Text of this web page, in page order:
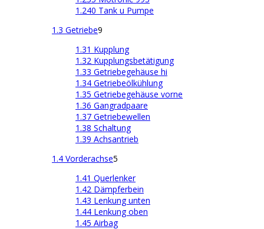
1.240 Tank u Pumpe
1.3 Getriebe9
1.31 Kupplung
1.32 Kupplungsbetätigung
1.33 Getriebegehäuse hi
1.34 Getriebeölkühlung
1.35 Getriebegehäuse vorne
1.36 Gangradpaare
1.37 Getriebewellen
1.38 Schaltung
1.39 Achsantrieb
1.4 Vorderachse5
1.41 Querlenker
1.42 Dämpferbein
1.43 Lenkung unten
1.44 Lenkung oben
1.45 Airbag